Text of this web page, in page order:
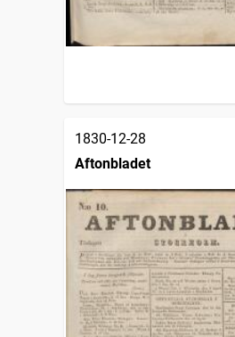
1830-12-28
Aftonbladet